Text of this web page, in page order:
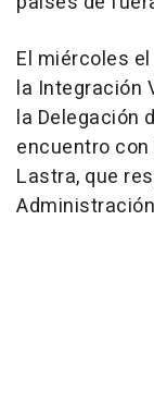
El miércoles
la Integración
la Delegación
encuentro con
Lastra, que